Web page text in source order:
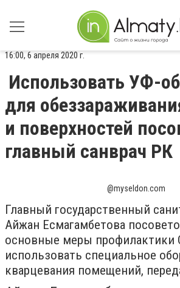
16:00, 6 апреля 2020 г.
Использовать УФ-
для
и поверхностей
главный санврач РК
@myseldon.com
Главный государственный
Айжан Есмагамбетова
основные меры профилактики
использовать специальное
кварцевания помещений,